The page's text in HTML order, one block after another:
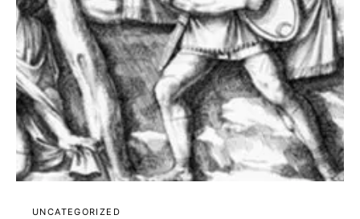
UNCATEGORIZED